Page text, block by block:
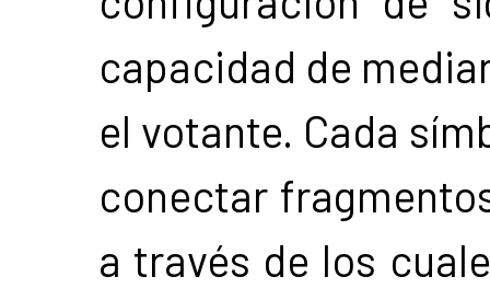
capacidad de
el votante. Cada
conectar
a través de los